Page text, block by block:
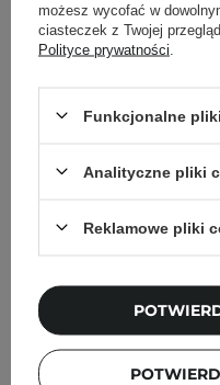
beauty
Podaj swój
Zgadzam się
prywatności.
możesz wycofać w
ciasteczek z Twojej
Polityce prywatności
Funkcjonalne
Analityczne pliki
Reklamowe pliki